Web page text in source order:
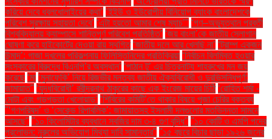
করিয়ে দেবে ধবলধোলাইয়ের কথা’ ‘ইইউ ও ইউরোপীয় বিনিয়োগ ব্যাংক বাংলাদেশকে
পরিবেশ সুরক্ষায় সহায়তা দেবে’ ‘এটা হয়তো আমার শেষ ম্যাচ’" ‘গণ–অভ্যুত্থান পরবর্তী
বিশ্ববিদ্যালয় ক্যাম্পাসে শান্তিপূর্ণ পরিবেশ প্রতিষ্ঠিত’ ‘জয় বাংলা’কে জাতীয় স্লোগান
ঘোষণা করে হাইকোর্টের দেওয়া রায় স্থগিত ‘জাতীয় দলে আর খেলছি না’ ‘ট্রাম্প একজন
উন্মাদ’: গাজা দখলের পরিকল্পনায় ফিলিস্তিনিদের প্রতিক্রিয়া ‘নির্বাচন বিলম্বিত হওয়ার
সংস্কারের বিরুদ্ধে বিএনপি’র অবস্থান’ ‘পাঠান টু’ এর চিত্রনাট্য শাহরুখের মন জয়
করেছে ‘মা ‘মুনাফেকি’ নিয়ে রিজভীর মন্তব্য জাতীয় ঐক্যবিরোধী ও দুরভিসন্ধিপূর্ণ:
জামায়াত" ‘যুদ্ধবিরোধী’ রবীন্দ্রনাথ ঠাকুরের কাছে এক ইংরেজ মায়ের চিঠি ‘রোহিত শর্মা -
মোটা এবং গড়পড়তা খেলোয়াড়’ ‘শিবিরের কমিটি’তে থাকার বিষয়ে পূজা চেরির বক্তব্য
"‘গণপরিষদ’ ও ‘সেকেন্ড রিপাবলিক’: জামায়াতসহ ইসলামী দলগুলোর মতভিন্নতা সামনে
আসছে" "১০ কিলোমিটার ব্যবধানে সবজির দাম ৩-৪ গুণ বৃদ্ধি" "১০ কোটি ও এমপি পদের
প্রলোভন: নুরুলের অভিযোগ মিথ্যা দাবি সামান্তার" "১৫ বছরে বিচার ছাড়া ১৯২৬ জনের